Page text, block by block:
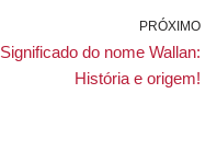
PRÓXIMO
Significado do nome Wallan:
História e origem!